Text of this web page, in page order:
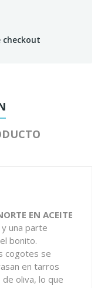
checkout
EN ACEITE
y una parte
bonito.
cogotes se
en tarros
oliva, lo que